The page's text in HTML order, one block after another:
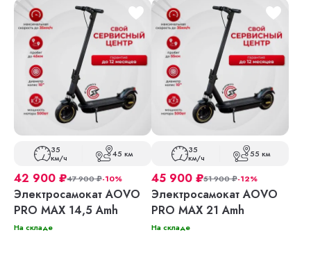
35
км/ч 45 км
42 900 ₽47 900₽-10%
Электросамокат AOVO
PRO MAX 14,5 Amh
На складе
35
км/ч 55 км
45 900 ₽51 900₽-12%
Электросамокат AOVO
PRO MAX 21 Amh
На складе